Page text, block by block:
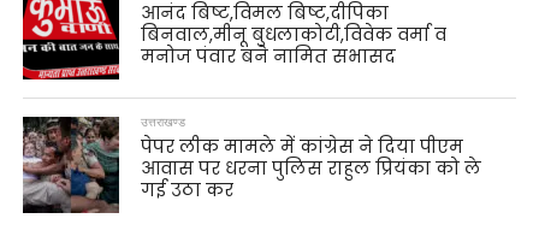
आनंद बिष्ट,विमल बिष्ट,दीपिका
बिनवाल,मीनू बुधलाकोटी,विवेक वर्मा व
मनोज पंवार बने नामित सभासद
उत्तराखण्ड
पेपर लीक मामले में कांग्रेस ने दिया पीएम
आवास पर धरना पुलिस राहुल प्रियंका को ले
गई उठा कर